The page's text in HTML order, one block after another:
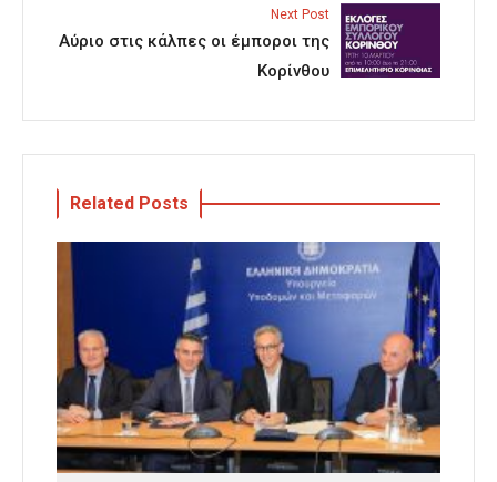
Next Post
Αύριο στις κάλπες οι έμποροι της
Κορίνθου
Related Posts